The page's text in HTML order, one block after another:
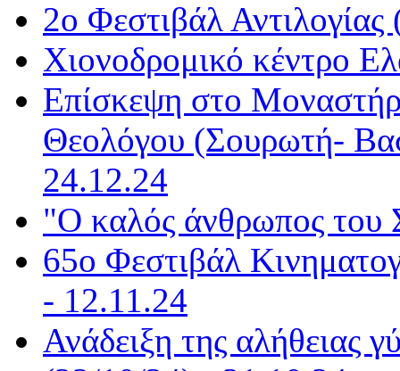
2ο Φεστιβάλ
Χιονοδρομικό κέντρο
Επίσκεψη στο
Θεολόγου (Σουρωτή-
24.12.24
"Ο καλός άνθρωπος
65ο Φεστιβάλ
- 12.11.24
Ανάδειξη της αλήθειας